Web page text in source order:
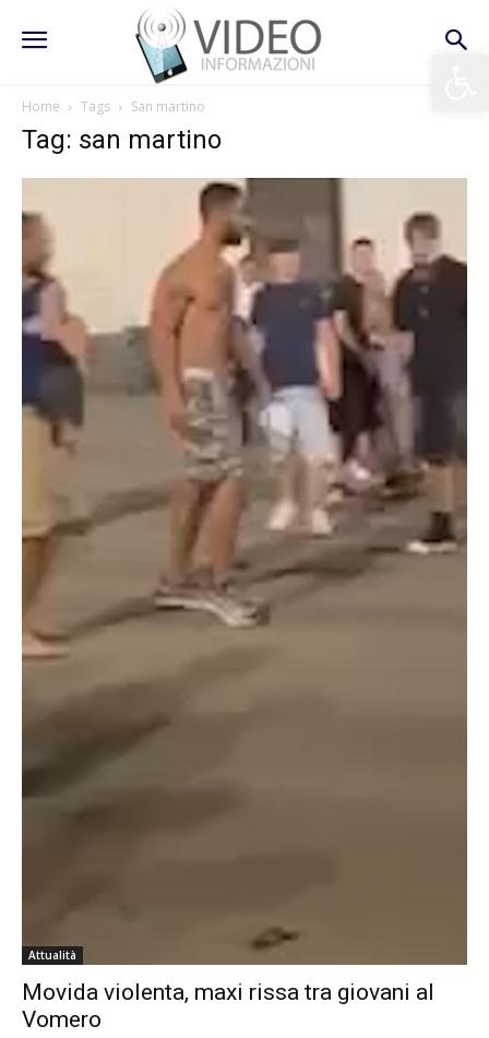
Home Tags San martino
Tag: san martino
Attualità
Movida violenta, maxi rissa tra giovani al
Vomero